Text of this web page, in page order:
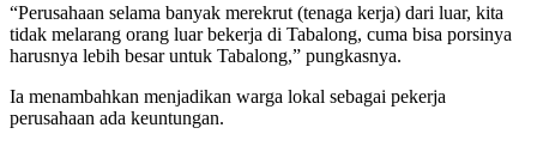
“Perusahaan selama banyak merekrut (tenaga kerja) dari luar, kita
tidak melarang orang luar bekerja di Tabalong, cuma bisa porsinya
harusnya lebih besar untuk Tabalong,” pungkasnya.
Ia menambahkan menjadikan warga lokal sebagai pekerja
perusahaan ada keuntungan.